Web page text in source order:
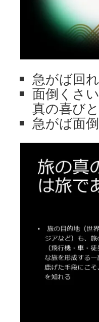
急がば回
面倒くさ
真の喜び
急がば面